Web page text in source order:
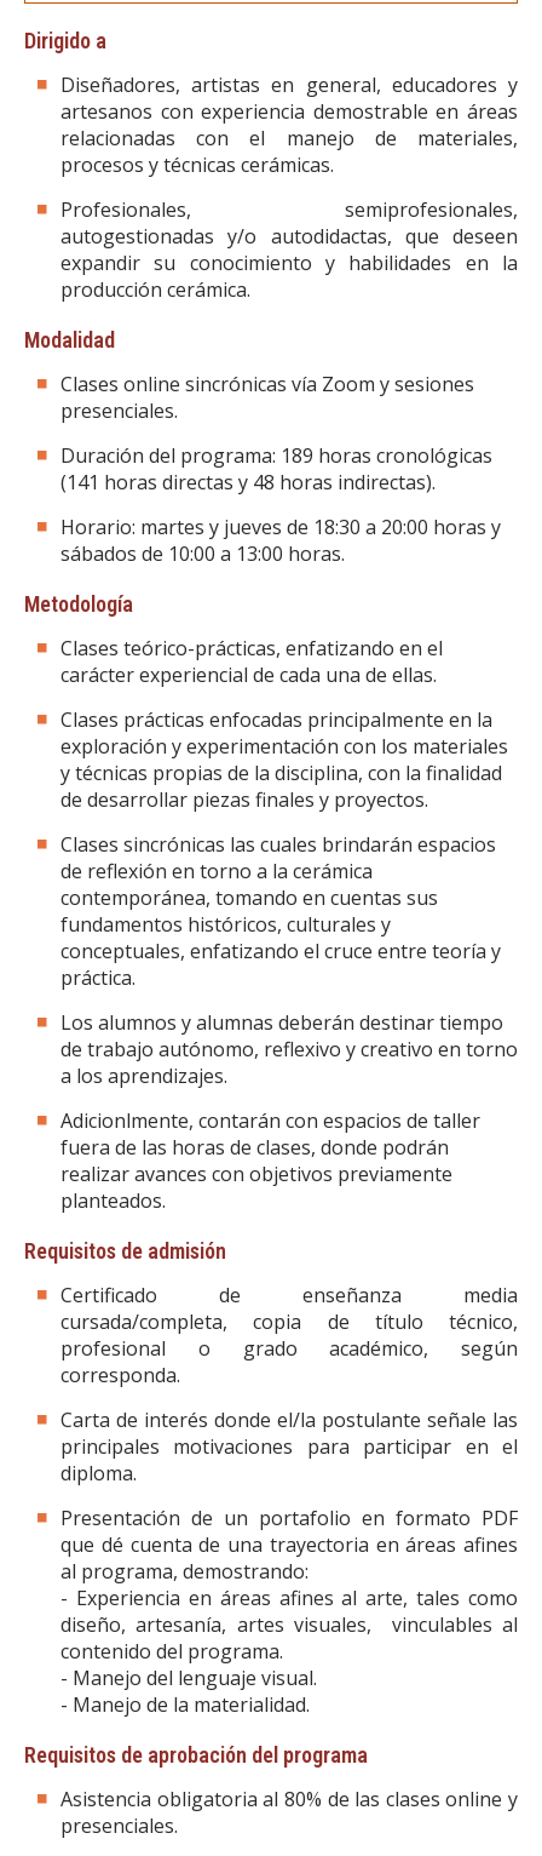
Dirigido a
Diseñadores, artistas en general, educadores y
artesanos con experiencia demostrable en áreas
relacionadas con el manejo de materiales,
procesos y técnicas cerámicas.
Profesionales, semiprofesionales,
autogestionadas y/o autodidactas, que deseen
expandir su conocimiento y habilidades en la
producción cerámica.
Modalidad
Clases online sincrónicas vía Zoom y sesiones
presenciales.
Duración del programa: 189 horas cronológicas
(141 horas directas y 48 horas indirectas).
Horario: martes y jueves de 18:30 a 20:00 horas y
sábados de 10:00 a 13:00 horas.
Metodología
Clases teórico-prácticas, enfatizando en el
carácter experiencial de cada una de ellas.
Clases prácticas enfocadas principalmente en la
exploración y experimentación con los materiales
y técnicas propias de la disciplina, con la finalidad
de desarrollar piezas finales y proyectos.
Clases sincrónicas las cuales brindarán espacios
de reflexión en torno a la cerámica
contemporánea, tomando en cuentas sus
fundamentos históricos, culturales y
conceptuales, enfatizando el cruce entre teoría y
práctica.
Los alumnos y alumnas deberán destinar tiempo
de trabajo autónomo, reflexivo y creativo en torno
a los aprendizajes.
Adicionlmente, contarán con espacios de taller
fuera de las horas de clases, donde podrán
realizar avances con objetivos previamente
planteados.
Requisitos de admisión
Certificado de enseñanza media
cursada/completa, copia de título técnico,
profesional o grado académico, según
corresponda.
Carta de interés donde el/la postulante señale las
principales motivaciones para participar en el
diploma.
Presentación de un portafolio en formato PDF
que dé cuenta de una trayectoria en áreas afines
al programa, demostrando:
- Experiencia en áreas afines al arte, tales como
diseño, artesanía, artes visuales, vinculables al
contenido del programa.
- Manejo del lenguaje visual.
- Manejo de la materialidad.
Requisitos de aprobación del programa
Asistencia obligatoria al 80% de las clases online y
presenciales.